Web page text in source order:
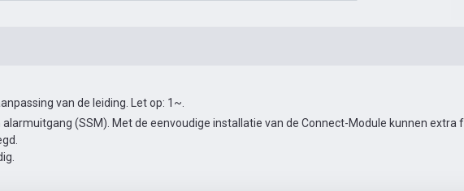
van de leiding. Let op: 1~.
(SSM). Met de eenvoudige installatie van de Connect-Module kunnen